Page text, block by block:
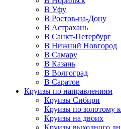
В Уфу
В Ростов-на-Дону
В Астрахань
В Санкт-Петербург
В Нижний Новгород
В Самару
В Казань
В Волгоград
В Саратов
Круизы по направлениям
Круизы Сибири
Круизы по золотому
Круизы на двоих
Круизы выходного